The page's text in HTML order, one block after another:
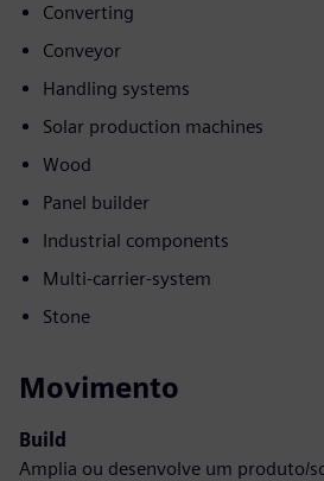
Converting
Conveyor
Handling systems
Solar production machines
Wood
Panel builder
Industrial components
Multi-carrier-system
Stone
Movimento
Build
Amplia ou desenvolve um produto/